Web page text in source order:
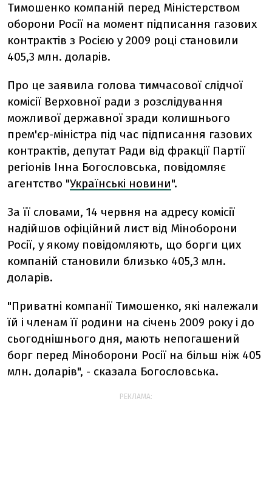
Тимошенко компаній перед Міністерством
оборони Росії на момент підписання газових
контрактів з Росією у 2009 році становили
405,3 млн. доларів.
Про це заявила голова тимчасової слідчої
комісії Верховної ради з розслідування
можливої державної зради колишнього
прем'єр-міністра під час підписання газових
контрактів, депутат Ради від фракції Партії
регіонів Інна Богословська, повідомляє
агентство "Українські новини".
За її словами, 14 червня на адресу комісії
надійшов офіційний лист від Міноборони
Росії, у якому повідомляють, що борги цих
компаній становили близько 405,3 млн.
доларів.
"Приватні компанії Тимошенко, які належали
їй і членам її родини на січень 2009 року і до
сьогоднішнього дня, мають непогашений
борг перед Міноборони Росії на більш ніж 405
млн. доларів", - сказала Богословська.
РЕКЛАМА: